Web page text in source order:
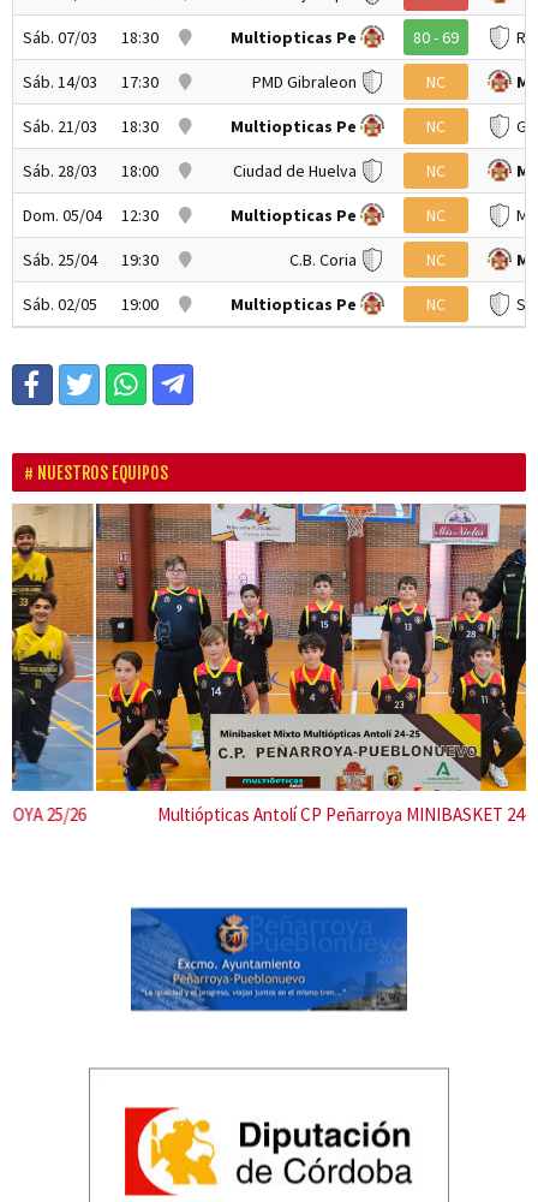
Sáb. 07/03 18:30 Multiopticas Pe 80 - 69
Sáb. 14/03 17:30 PMD Gibraleon NC
Sáb. 21/03 18:30 Multiopticas Pe NC
Sáb. 28/03 18:00 Ciudad de Huelva NC
Dom. 05/04 12:30 Multiopticas Pe NC
Sáb. 25/04 19:30 C.B. Coria NC
Sáb. 02/05 19:00 Multiopticas Pe NC
NUESTROS EQUIPOS
Multiópticas Antolí CP Peñarroya MINIBASKET 24-25
r
e
v
i
o
u
s
N
e
x
t